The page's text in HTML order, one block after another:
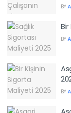
BY
BY
BY